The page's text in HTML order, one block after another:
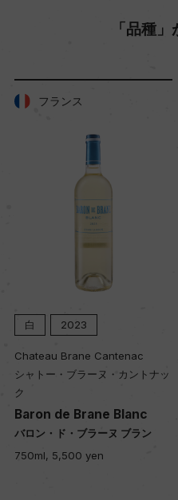
「品種
フランス
白 2023
Chateau Brane Cantenac
シャトー・ブラーヌ・カントナッ
ク
Baron de Brane Blanc
バロン・ド・ブラーヌ ブラン
750ml, 5,500 yen